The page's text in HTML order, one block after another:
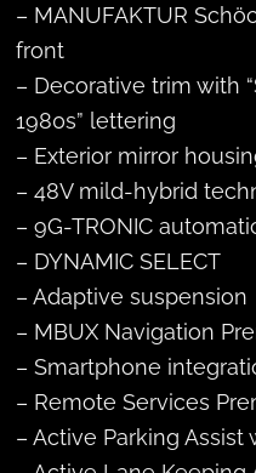
– MANUFAKTUR
front
– Decorative trim with
1980s” lettering
– Exterior mirror
– 48V mild-hybrid
– 9G-TRONIC
– DYNAMIC SELECT
– Adaptive suspension
– MBUX Navigation
– Smartphone
– Remote Services
– Active Parking Assist